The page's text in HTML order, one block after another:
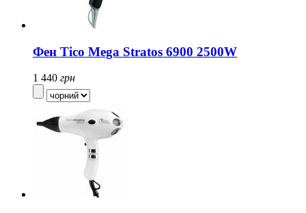
Фен Tico Mega Stratos 6900 2500W
1 440 грн